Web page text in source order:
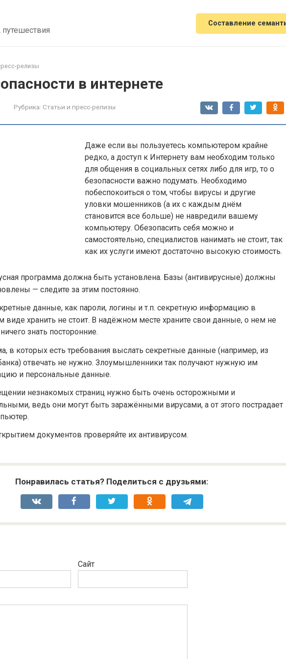
Составление
релизы
в интернете
Рубрика: Статьи и пресс-релизы
Даже если вы пользуетесь компьютером крайне
редко, а доступ к Интернету вам необходим только
для общения в социальных сетях либо для игр, то о
безопасности важно подумать. Необходимо
побеспокоиться о том, чтобы вирусы и другие
уловки мошенников (а их с каждым днём
становится все больше) не навредили вашему
компьютеру. Обезопасить себя можно и
самостоятельно, специалистов нанимать не стоит, так
как их услуги имеют достаточно высокую стоимость.
программа должна быть установлена. Базы (антивирусные) должны
— следите за этим постоянно.
данные, как пароли, логины и т.п. секретную информацию в
виде хранить не стоит. В надёжном месте храните свои данные, о нем не
знать посторонние.
в которых есть требования выслать секретные данные (например, из
отвечать не нужно. Злоумышленники так получают нужную им
и персональные данные.
незнакомых страниц нужно быть очень осторожными и
ведь они могут быть заражёнными вирусами, а от этого пострадает
документов проверяйте их антивирусом.
Понравилась статья? Поделиться с друзьями:
Сайт